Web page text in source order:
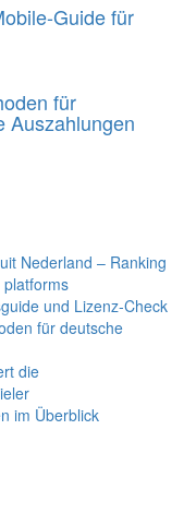
Guide für
für
Auszahlungen
Nederland – Ranking
platforms
und Lizenz‑Check
für deutsche
die
im Überblick